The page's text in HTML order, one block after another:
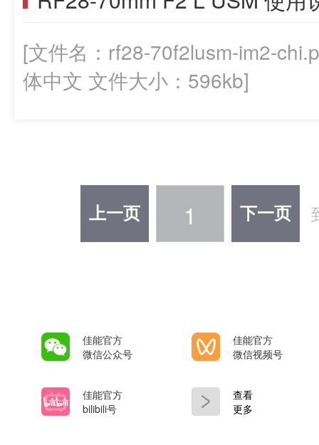
[文件名：rf28-70f2lusm-im2-
体中文 文件大小：596kb]
上一页 1 下一页
佳能官方
微信公众号
佳能官方
微信视频号
佳能官方
bilibili号
查看
更多